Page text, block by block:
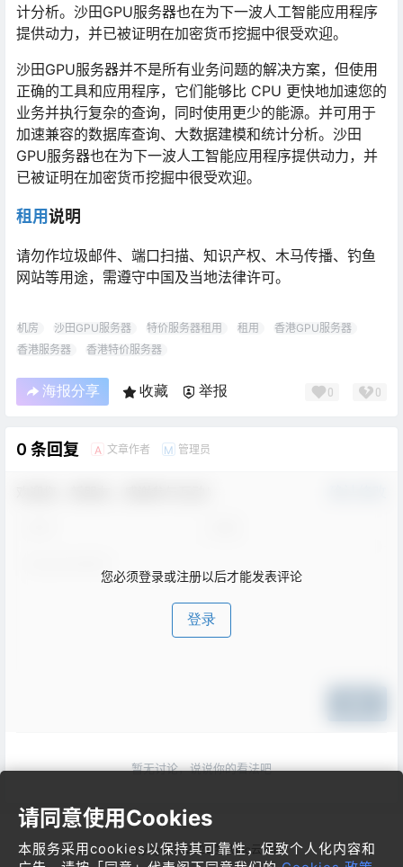
计分析。沙田GPU服务器也在为下一波人工智能应用程序
提供动力，并已被证明在加密货币挖掘中很受欢迎。
沙田GPU服务器并不是所有业务问题的解决方案，但使用
正确的工具和应用程序，它们能够比 CPU 更快地加速您的
业务并执行复杂的查询，同时使用更少的能源。并可用于
加速兼容的数据库查询、大数据建模和统计分析。沙田
GPU服务器也在为下一波人工智能应用程序提供动力，并
已被证明在加密货币挖掘中很受欢迎。
租用说明
请勿作垃圾邮件、端口扫描、知识产权、木马传播、钓鱼
网站等用途，需遵守中国及当地法律许可。
机房 沙田GPU服务器 特价服务器租用 租用
香港GPU服务器
香港服务器
香港特价服务器
海报分享 收藏 举报 0 0
0 条回复 A 文章作者 M 管理员
您必须登录或注册以后才能发表评论
登录
暂无讨论，说说你的看法吧
Copyright © 2026梦飞idc云平台
请同意使用Cookies
本服务采用cookies以保持其可靠性，促致个人化内容和